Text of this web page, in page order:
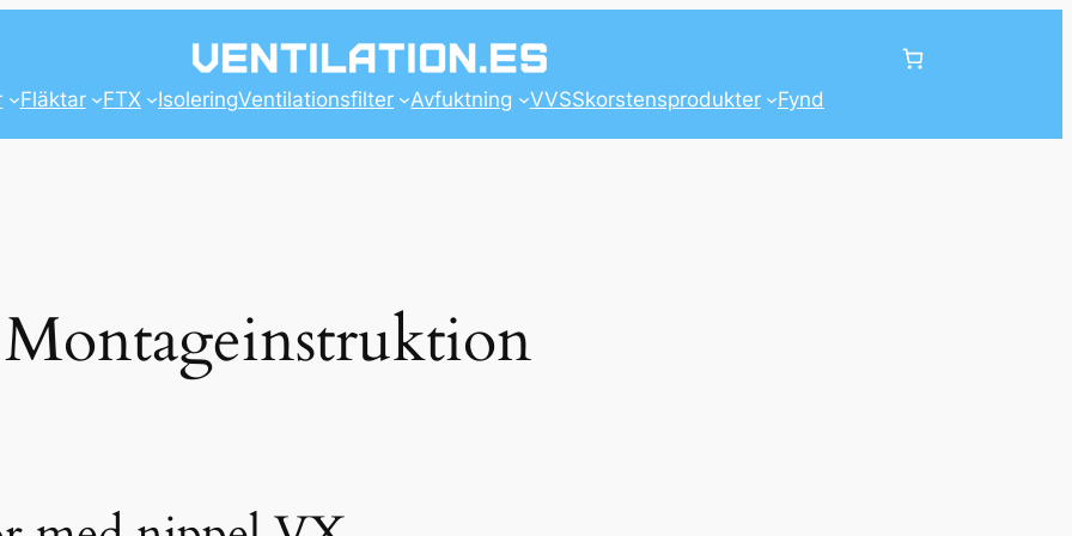
Fläktar FTX IsoleringVentilationsfilter Avfuktning VVSSkorstensprodukter Fynd
Montageinstruktion